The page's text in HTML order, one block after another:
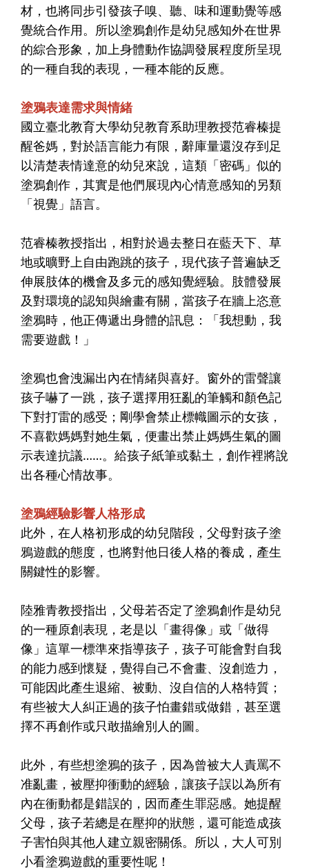
材，也將同步引發孩子嗅、聽、味和運動覺等感
覺統合作用。所以塗鴉創作是幼兒感知外在世界
的綜合形象，加上身體動作協調發展程度所呈現
的一種自我的表現，一種本能的反應。
塗鴉表達需求與情緒
國立臺北教育大學幼兒教育系助理教授范睿榛提
醒爸媽，對於語言能力有限，辭庫量還沒存到足
以清楚表情達意的幼兒來說，這類「密碼」似的
塗鴉創作，其實是他們展現內心情意感知的另類
「視覺」語言。
范睿榛教授指出，相對於過去整日在藍天下、草
地或曠野上自由跑跳的孩子，現代孩子普遍缺乏
伸展肢体的機會及多元的感知覺經驗。肢體發展
及對環境的認知與繪畫有關，當孩子在牆上恣意
塗鴉時，他正傳遞出身體的訊息：「我想動，我
需要遊戲！」
塗鴉也會洩漏出內在情緒與喜好。窗外的雷聲讓
孩子嚇了一跳，孩子選擇用狂亂的筆觸和顏色記
下對打雷的感受；剛學會禁止標幟圖示的女孩，
不喜歡媽媽對她生氣，便畫出禁止媽媽生氣的圖
示表達抗議……。給孩子紙筆或黏土，創作裡將說
出各種心情故事。
塗鴉經驗影響人格形成
此外，在人格初形成的幼兒階段，父母對孩子塗
鴉遊戲的態度，也將對他日後人格的養成，產生
關鍵性的影響。
陸雅青教授指出，父母若否定了塗鴉創作是幼兒
的一種原創表現，老是以「畫得像」或「做得
像」這單一標準來指導孩子，孩子可能會對自我
的能力感到懷疑，覺得自己不會畫、沒創造力，
可能因此產生退縮、被動、沒自信的人格特質；
有些被大人糾正過的孩子怕畫錯或做錯，甚至選
擇不再創作或只敢描繪別人的圖。
此外，有些想塗鴉的孩子，因為曾被大人責罵不
准亂畫，被壓抑衝動的經驗，讓孩子誤以為所有
內在衝動都是錯誤的，因而產生罪惡感。她提醒
父母，孩子若總是在壓抑的狀態，還可能造成孩
子害怕與其他人建立親密關係。所以，大人可別
小看塗鴉遊戲的重要性呢！